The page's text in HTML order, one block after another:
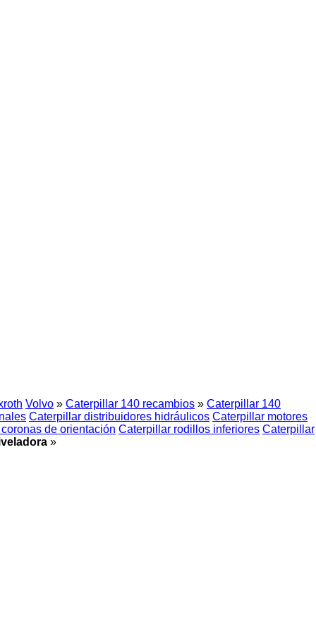
Volvo » Caterpillar 140 recambios » Caterpillar 140
Caterpillar distribuidores hidráulicos Caterpillar motores
de orientación Caterpillar rodillos inferiores Caterpillar
»